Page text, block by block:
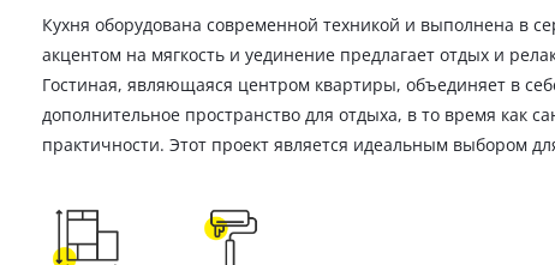
Кухня оборудована современной техникой и выполнена в
акцентом на мягкость и уединение предлагает отдых и
Гостиная, являющаяся центром квартиры, объединяет в
дополнительное пространство для отдыха, в то время как
практичности. Этот проект является идеальным выбором